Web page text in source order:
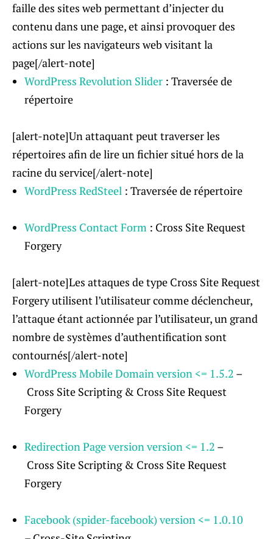
faille des sites web permettant d’injecter du
contenu dans une page, et ainsi provoquer des
actions sur les navigateurs web visitant la
page[/alert-note]
WordPress Revolution Slider : Traversée de
répertoire
[alert-note]Un attaquant peut traverser les
répertoires afin de lire un fichier situé hors de la
racine du service[/alert-note]
WordPress RedSteel : Traversée de répertoire
WordPress Contact Form : Cross Site Request
Forgery
[alert-note]Les attaques de type Cross Site Request
Forgery utilisent l’utilisateur comme déclencheur,
l’attaque étant actionnée par l’utilisateur, un grand
nombre de systèmes d’authentification sont
contournés[/alert-note]
WordPress Mobile Domainversion <= 1.5.2 –
Cross Site Scripting & Cross Site Request
Forgery
Redirection Page versionversion <= 1.2 –
Cross Site Scripting & Cross Site Request
Forgery
Facebook (spider-facebook) version <= 1.0.10